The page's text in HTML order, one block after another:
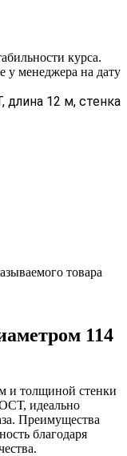
курса.
у менеджера на дату
длина 12 м, стенка
товара
114
и толщиной стенки
идеально
Преимущества
благодаря